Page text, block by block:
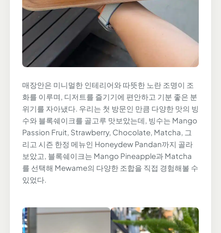
매장안은 미니멀한 인테리어와 따뜻한 노란 조명이 조
화를 이루며, 디저트를 즐기기에 편안하고 기분 좋은 분
위기를 자아냈다. 우리는 첫 방문인 만큼 다양한 맛의 빙
수와 블록쉐이크를 골고루 맛보았는데, 빙수는 Mango
Passion Fruit, Strawberry, Chocolate, Matcha, 그
리고 시즌 한정 메뉴인 Honeydew Pandan까지 골라
보았고, 블록쉐이크는 Mango Pineapple과 Matcha
를 선택해 Mewame의 다양한 조합을 직접 경험해볼 수
있었다.